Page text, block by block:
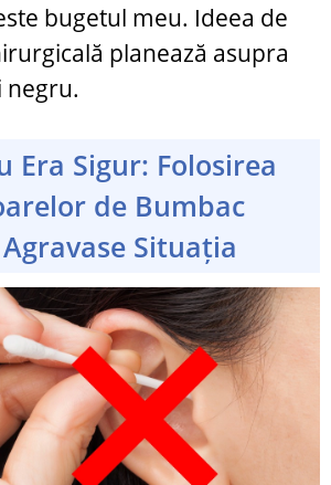
bugetul meu. Ideea de
planează asupra
negru.
Era Sigur: Folosirea
de Bumbac
Situația